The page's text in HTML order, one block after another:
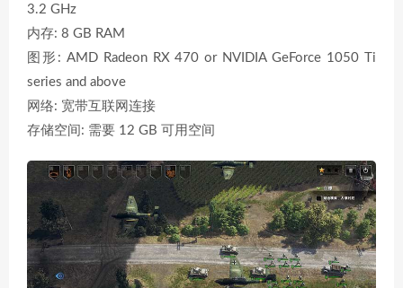
3.2 GHz
内存: 8 GB RAM
图形: AMD Radeon RX 470 or NVIDIA GeForce 1050 Ti
series and above
网络: 宽带互联网连接
存储空间: 需要 12 GB 可用空间